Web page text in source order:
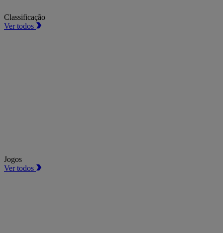
Classificação
Ver todos
Jogos
Ver todos